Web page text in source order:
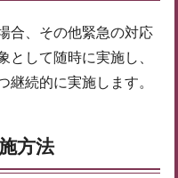
合、その他緊急の対応
として随時に実施し、
継続的に実施します。
方法